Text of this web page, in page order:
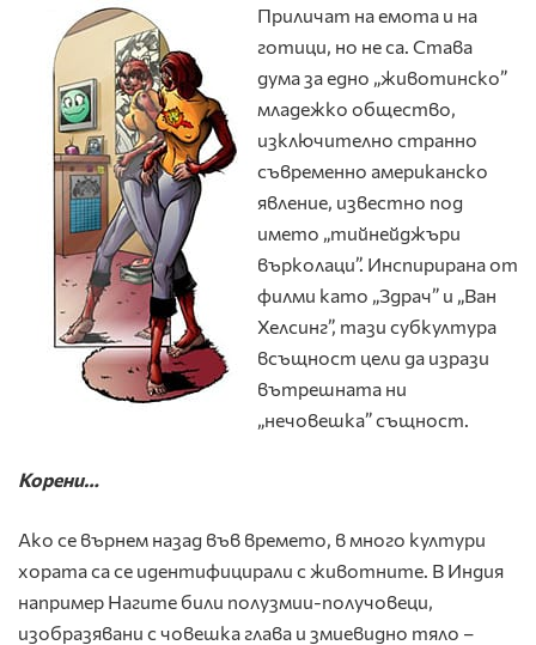
Приличат на емота и на
готици, но не са. Става
дума за едно „животинско”
младежко общество,
изключително странно
съвременно американско
явление, известно под
името „тийнейджъри
върколаци”. Инспирирана от
филми като „Здрач” и „Ван
Хелсинг”, тази субкултура
всъщност цели да изрази
вътрешната ни
„нечовешка” същност.
Корени…
Ако се върнем назад във времето, в много култури
хората са се идентифицирали с животните. В Индия
например Нагите били полузмии-получовеци,
изобразявани с човешка глава и змиевидно тяло –